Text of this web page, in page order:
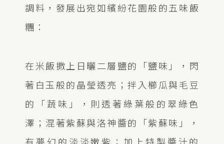
調料，發展出宛如繽紛花園般的五味飯
糰：
在米飯撒上日曬二層鹽的「鹽味」，閃
著白玉般的晶瑩透亮；拌入櫛瓜與毛豆
的「蔬味」，則透著綠葉般的翠綠色
澤；混著紫蘇與洛神醬的「紫蘇味」，